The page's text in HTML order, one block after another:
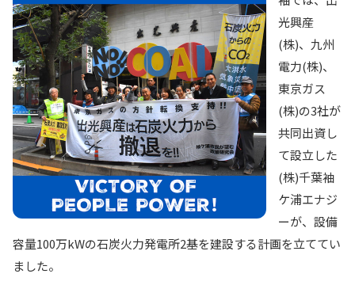
光興産
(株)、九州
電力(株)、
東京ガス
(株)の3社が
共同出資し
て設立した
(株)千葉袖
ケ浦エナジ
ーが、設備
容量100万kWの石炭火力発電所2基を建設する計画を立ててい
ました。